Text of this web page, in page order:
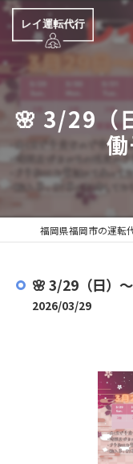
🌸 3/29（
🌸 3/29（日）
2026/03/29